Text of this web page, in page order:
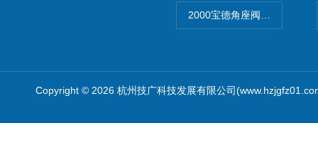
2000宝德角座阀德国宝帝
Copyright © 2026 杭州技广科技发展有限公司